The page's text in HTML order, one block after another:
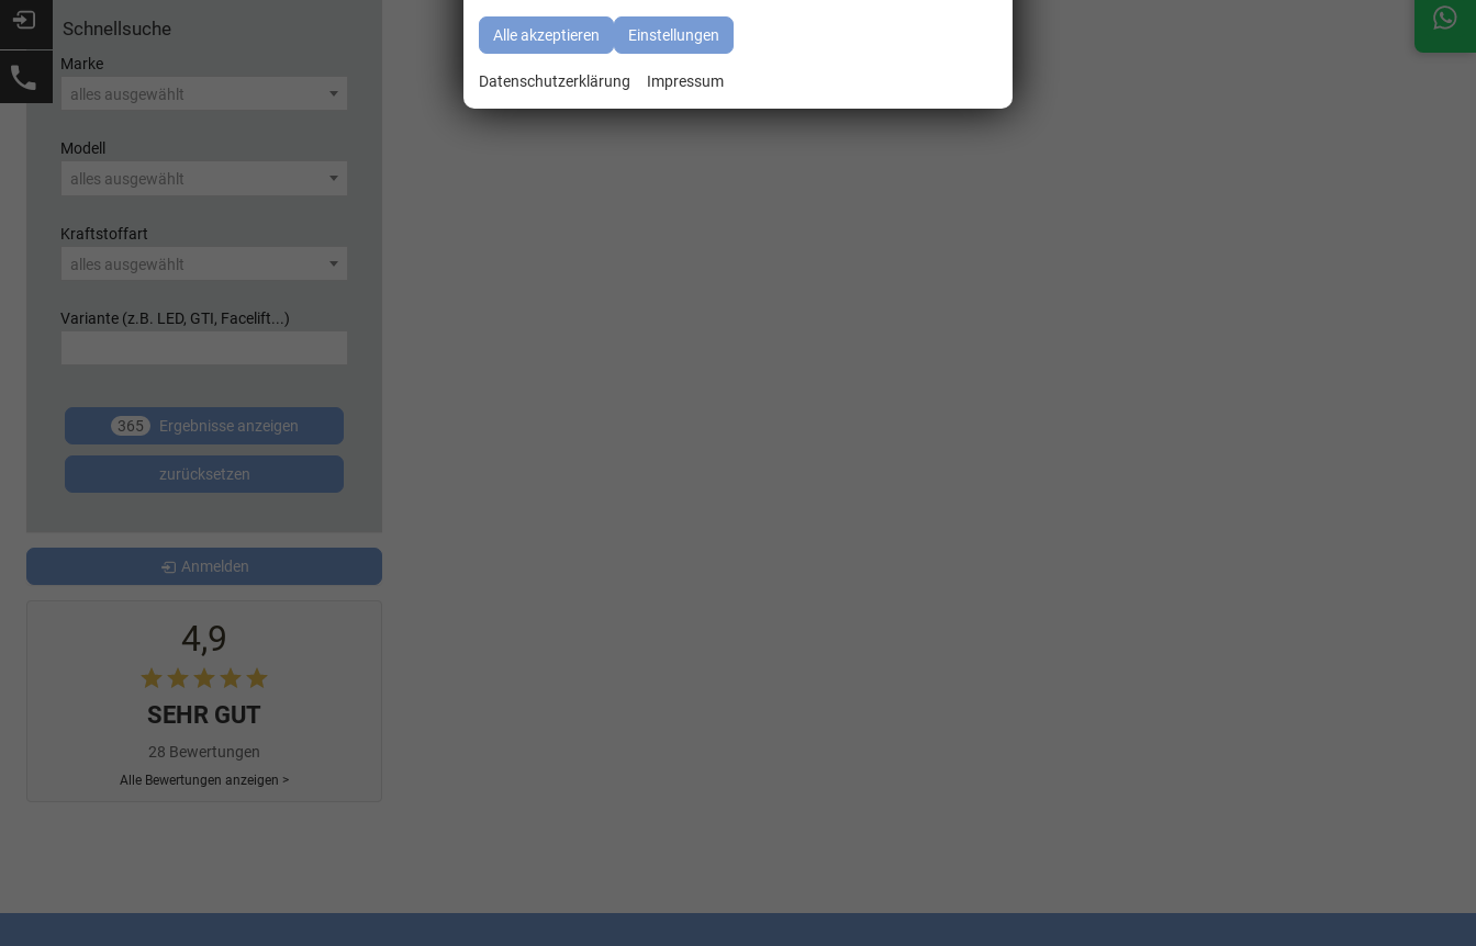
Schnellsuche
Marke
alles ausgewählt
Modell
alles ausgewählt
Kraftstoffart
alles ausgewählt
Variante (z.B. LED, GTI, Facelift...)
365 Ergebnisse anzeigen
zurücksetzen
Anmelden
4,9
SEHR GUT
28 Bewertungen
Alle Bewertungen anzeigen >
Alle akzeptieren Einstellungen
Datenschutzerklärung Impressum